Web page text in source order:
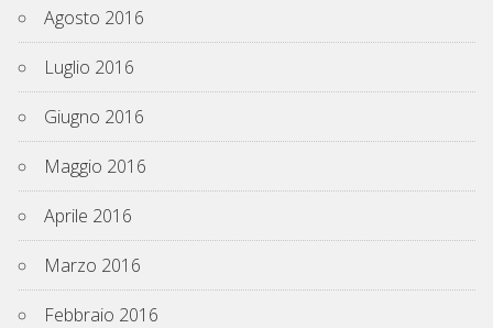
Agosto 2016
Luglio 2016
Giugno 2016
Maggio 2016
Aprile 2016
Marzo 2016
Febbraio 2016